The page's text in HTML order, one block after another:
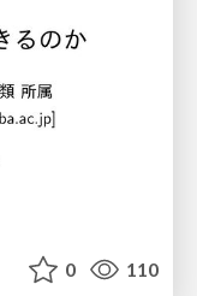
0 110